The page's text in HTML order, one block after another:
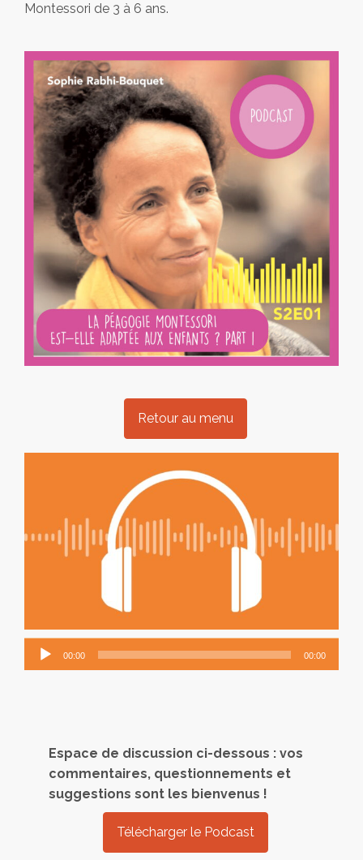
Montessori de 3 à 6 ans.
Retour au menu
Lecteur
00:00 00:00
Espace de discussion ci-dessous : vos
commentaires, questionnements et
suggestions sont les bienvenus !
Télécharger le Podcast